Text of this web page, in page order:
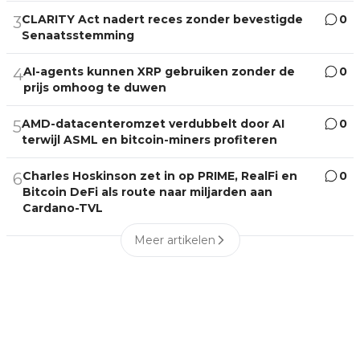
3CLARITY Act nadert reces zonder bevestigde
Senaatsstemming
0
4AI-agents kunnen XRP gebruiken zonder de
prijs omhoog te duwen
0
5AMD-datacenteromzet verdubbelt door AI
terwijl ASML en bitcoin-miners profiteren
0
6Charles Hoskinson zet in op PRIME, RealFi en
Bitcoin DeFi als route naar miljarden aan
Cardano-TVL
0
Meer artikelen